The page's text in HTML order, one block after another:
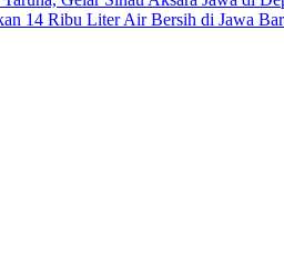
14 Ribu Liter Air Bersih di Jawa